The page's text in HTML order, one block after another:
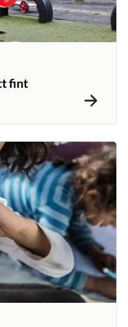
fint